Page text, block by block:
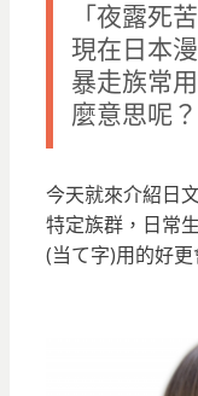
「夜露死
現在日本
暴走族常
麼意思呢？
今天就來介紹日
特定族群，日常
(当て字)用的好更